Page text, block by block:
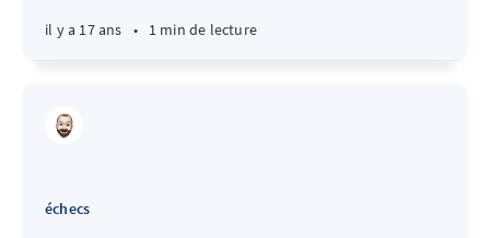
il y a 17 ans • 1 min de lecture
échecs